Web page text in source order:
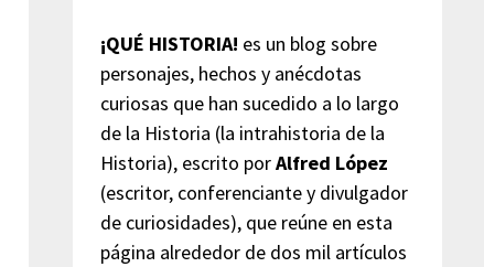
¡QUÉ HISTORIA! es un blog sobre
personajes, hechos y anécdotas
curiosas que han sucedido a lo largo
de la Historia (la intrahistoria de la
Historia), escrito porAlfred López
(escritor, conferenciante y divulgador
de curiosidades), que reúne en esta
página alrededor de dos mil artículos